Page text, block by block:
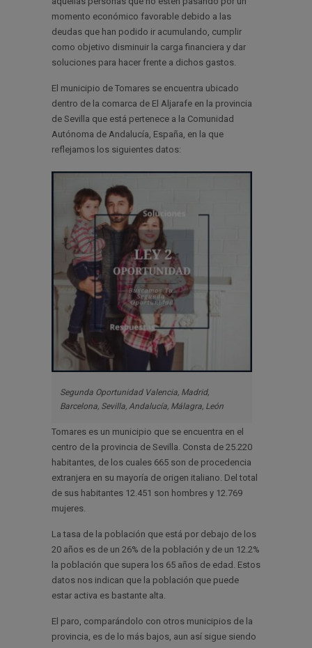
momento económico favorable debido a las
deudas que han podido ir acumulando, cumplir
como objetivo disminuir la carga financiera y dar
soluciones para hacer frente a dichos gastos.
El municipio de Tomares se encuentra ubicado
dentro de la comarca de El Aljarafe en la provincia
de Sevilla que está pertenece a la Comunidad
Autónoma de Andalucía, España, en la que
reflejamos los siguientes datos:
Segunda Oportunidad Valencia, Madrid,
Barcelona, Sevilla, Andalucía, Málagra, León
Tomares es un municipio que se encuentra en el
centro de la provincia de Sevilla. Consta de 25.220
habitantes, de los cuales 665 son de procedencia
extranjera en su mayoría de origen italiano. Del total
de sus habitantes 12.451 son hombres y 12.769
mujeres.
La tasa de la población que está por debajo de los
20 años es de un 26% de la población y de un 12.2%
la población que supera los 65 años de edad. Estos
datos nos indican que la población que puede
estar activa es bastante alta.
El paro, comparándolo con otros municipios de la
provincia, es de lo más bajos, aun así sigue siendo